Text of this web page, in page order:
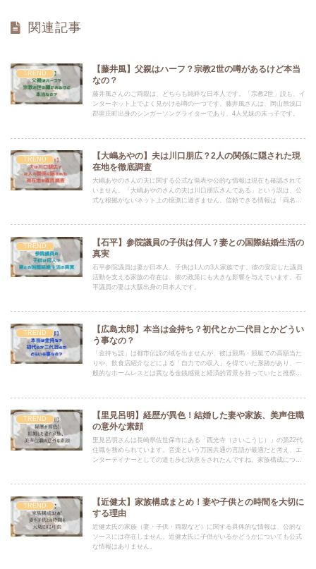
関連記事
TREND
【藤井風】父親はハーフ？宗教2世の噂があるけど本当
なの？
藤井風さんのご両親は、どちらも純粋な日本人です。「宗教2世」説も、イ
ンターネット上でよく見かける噂の一つです。藤井風さんは、岡山県浅口
郡里庄町出身のシンガーソングライターであり、4人兄妹の末っ子です。
TREND
【大嶋あやの】夫は川口朋広？2人の関係に隠された現
在地を徹底調査
大嶋あやのさんの夫に関する公式な発表や公的な情報は現在も確認されて
いません。「大嶋あやのさんの夫は川口朋広さんである」という説は、公
式な根拠がないネット上の憶測に過ぎません。信頼できる情報は「両名が
TREND
【石平】参院議員の子供は何人？妻との国際結婚生活の
真実
石平参院議員は妻が日本人、子供は1人の3人家族です。彼の安定した議員
活動を支える家族の存在は、彼の政策にも大きな影響を与えています。石
平議員の妻は大阪出身の日本人です。
TREND
【広島太郎】本当は金持ち？初代とか二代目とかどうい
う事なの？
「金持ち説」は都市伝説の域を出ませんが、彼は競馬・競艇での高額当た
りや、飲食店紹介などによる「自力での収入」を得ていた形跡があり、一
般的なホームレスとは異なる金銭感覚と経済的背景を持っていたと推察さ
TREND
【里見呂明】経歴が異色！結婚した妻や家族、美声住職
の意外な素顔
里見呂明さんは長崎県佐世保市にある「西光寺（さいこうじ）」の第22代
住職を務められています。音楽という万国共通の言語が最適だと考え、エ
ンターテイナーとしての道も歩む決意をされたんですね。家族構成につい
TREND
【近健太】家族構成まとめ！妻や子供との時間を大切に
する理由
近健太氏の家族（妻・子供・両親など）に関する具体的な情報は、公的な
ソースには存在しません。近健太氏に子供がいるかどうかについても公式
な情報はありません。